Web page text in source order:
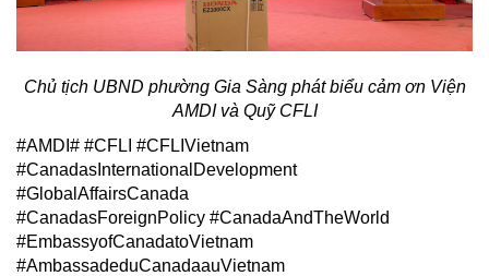
Chủ tịch UBND phường Gia Sàng phát biểu cảm ơn Viện
AMDI và Quỹ CFLI
#AMDI# #CFLI #CFLIVietnam
#CanadasInternationalDevelopment
#GlobalAffairsCanada
#CanadasForeignPolicy #CanadaAndTheWorld
#EmbassyofCanadatoVietnam
#AmbassadeduCanadaauVietnam